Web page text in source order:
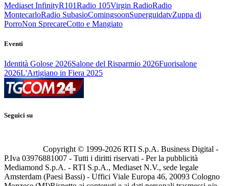
Mediaset InfinityR101Radio 105Virgin RadioRadio
MontecarloRadio SubasioComingsoonSuperguidatvZuppa di
PorroNon SprecareCotto e Mangiato
Eventi
Identità Golose 2026Salone del Risparmio 2026Fuorisalone
2026L'Artigiano in Fiera 2025
Seguici su
Copyright © 1999-2026 RTI S.p.A. Business Digital -
P.Iva 03976881007 - Tutti i diritti riservati - Per la pubblicità
Mediamond S.p.A. - RTI S.p.A., Mediaset N.V., sede legale
Amsterdam (Paesi Bassi) - Uffici Viale Europa 46, 20093 Cologno